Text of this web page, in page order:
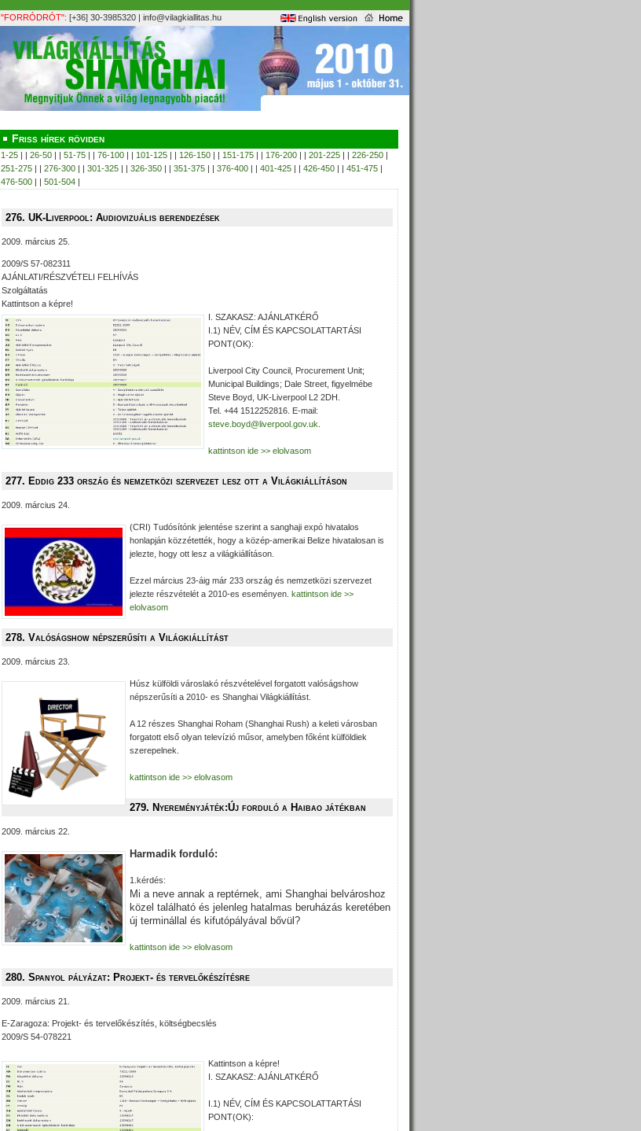
"FORRÓDRÓT": [+36] 30-3985320 | info@vilagkiallitas.hu
Friss hírek röviden
1-25 | | 26-50 | | 51-75 | | 76-100 | | 101-125 | | 126-150 | | 151-175 | | 176-200 | | 201-225 | | 226-250 |
251-275 | | 276-300 | | 301-325 | | 326-350 | | 351-375 | | 376-400 | | 401-425 | | 426-450 | | 451-475 |
476-500 | | 501-504 |
276. UK-Liverpool: Audiovizuális berendezések
2009. március 25.
2009/S 57-082311
AJÁNLATI/RÉSZVÉTELI FELHÍVÁS
Szolgáltatás
Kattintson a képre!
I. SZAKASZ: AJÁNLATKÉRŐ
I.1) NÉV, CÍM ÉS KAPCSOLATTARTÁSI
PONT(OK):
Liverpool City Council, Procurement Unit;
Municipal Buildings; Dale Street, figyelmébe
Steve Boyd, UK-Liverpool L2 2DH.
Tel. +44 1512252816. E-mail:
steve.boyd@liverpool.gov.uk
kattintson ide >> elolvasom
277. Eddig 233 ország és nemzetközi szervezet lesz ott a Világkiállításon
2009. március 24.
(CRI) Tudósítónk jelentése szerint a sanghaji expó hivatalos
honlapján közzétették, hogy a közép-amerikai Belize hivatalosan is
jelezte, hogy ott lesz a világkiállításon.
Ezzel március 23-áig már 233 ország és nemzetközi szervezet
jelezte részvételét a 2010-es eseményen. kattintson ide >>
elolvasom
278. Valóságshow népszerűsíti a Világkiállítást
2009. március 23.
Húsz külföldi városlakó részvételével forgatott valóságshow
népszerűsíti a 2010- es Shanghai Világkiállítást.
A 12 részes Shanghai Roham (Shanghai Rush) a keleti városban
forgatott első olyan televízió műsor, amelyben főként külföldiek
szerepelnek.
kattintson ide >> elolvasom
279. Nyereményjáték:Új forduló a Haibao játékban
2009. március 22.
Harmadik forduló:
1.kérdés:
Mi a neve annak a reptérnek, ami Shanghai belvároshoz
közel található és jelenleg hatalmas beruházás keretében
új terminállal és kifutópályával bővül?
kattintson ide >> elolvasom
280. Spanyol pályázat: Projekt- és tervelőkészítésre
2009. március 21.
E-Zaragoza: Projekt- és tervelőkészítés, költségbecslés
2009/S 54-078221
Kattintson a képre!
I. SZAKASZ: AJÁNLATKÉRŐ
I.1) NÉV, CÍM ÉS KAPCSOLATTARTÁSI
PONT(OK):